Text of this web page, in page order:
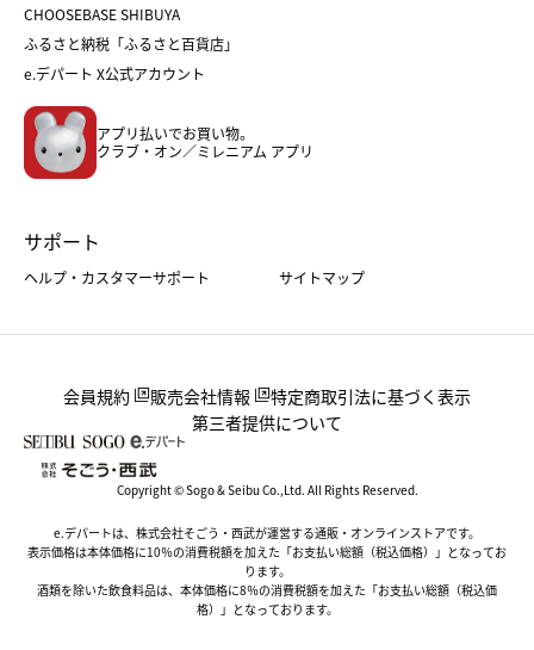
フード
ホーム・キッチン＆アート
CHOOSEBASE SHIBUYA
ふるさと納税「ふるさと百貨店」
e.デパート X公式アカウント
アプリ払いでお買い物。
クラブ・オン／ミレニアム アプリ
サポート
ヘルプ・カスタマーサポート サイトマップ
会員規約 販売会社情報
特定商取引法に基づく表示
第三者提供について
Copyright © Sogo & Seibu Co.,Ltd. All Rights Reserved.
e.デパートは、株式会社そごう・西武が運営する通販・オンラインストアです。
表示価格は本体価格に10％の消費税額を加えた「お支払い総額（税込価格）」となってお
ります。
酒類を除いた飲食料品は、本体価格に8％の消費税額を加えた「お支払い総額（税込価
格）」となっております。